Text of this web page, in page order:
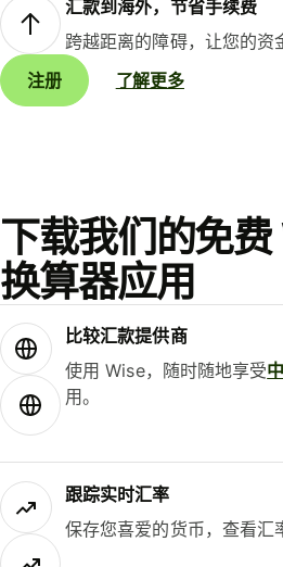
汇款到海外，节省手续费
跨越距离的障碍，让您的资
注册
了解更多
下载我们的免
换算器应用
比较汇款提供商
使用 Wise，随时随地享受
用。
跟踪实时汇率
保存您喜爱的货币，查看汇